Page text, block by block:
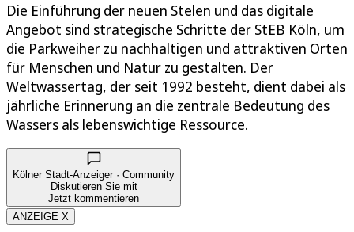
Die Einführung der neuen Stelen und das digitale
Angebot sind strategische Schritte der StEB Köln, um
die Parkweiher zu nachhaltigen und attraktiven Orten
für Menschen und Natur zu gestalten. Der
Weltwassertag, der seit 1992 besteht, dient dabei als
jährliche Erinnerung an die zentrale Bedeutung des
Wassers als lebenswichtige Ressource.
Kölner Stadt-Anzeiger · Community
Diskutieren Sie mit
Jetzt kommentieren
ANZEIGE X